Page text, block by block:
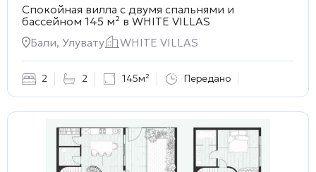
Спокойная вилла с двумя спальнями и
бассейном 145 м² в WHITE VILLAS
Бали, Улувату
WHITE VILLAS
2 2 145м² Передано